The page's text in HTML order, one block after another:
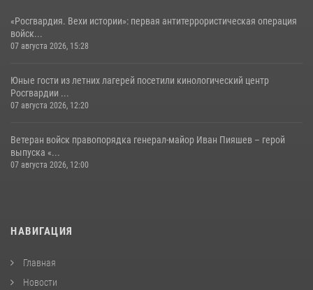
«Росгвардия. Вехи истории»: первая антитеррористическая операция
войск...
07 августа 2026, 15:28
Юные гости из летних лагерей посетили кинологический центр
Росгвардии ...
07 августа 2026, 12:20
Ветеран войск правопорядка генерал-майор Иван Пияшев – герой
выпуска «...
07 августа 2026, 12:00
НАВИГАЦИЯ
Главная
Новости